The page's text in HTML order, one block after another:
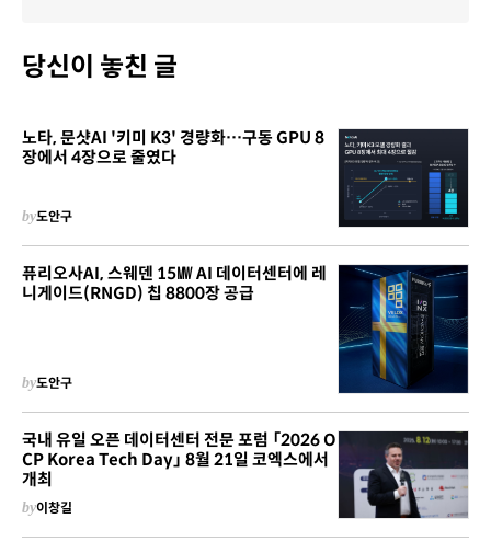
당신이 놓친 글
노타, 문샷AI '키미 K3' 경량화…구동 GPU 8
장에서 4장으로 줄였다
by도안구
퓨리오사AI, 스웨덴 15㎿ AI 데이터센터에 레
니게이드(RNGD) 칩 8800장 공급
by도안구
국내 유일 오픈 데이터센터 전문 포럼 「2026 O
CP Korea Tech Day」 8월 21일 코엑스에서
개최
by이창길